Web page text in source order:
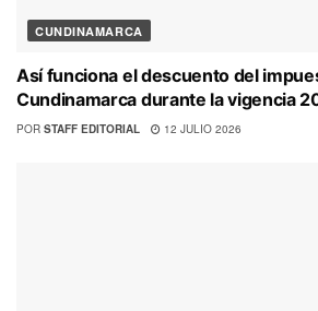
CUNDINAMARCA
Así funciona el descuento del
Cundinamarca durante la vigencia
POR STAFF EDITORIAL 12 JULIO 2026